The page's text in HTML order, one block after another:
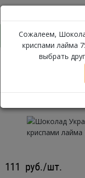
Хлеб,
Сожалеем,
криспами лайма
выбрать
Шоколад
пористый с
111 руб./шт.